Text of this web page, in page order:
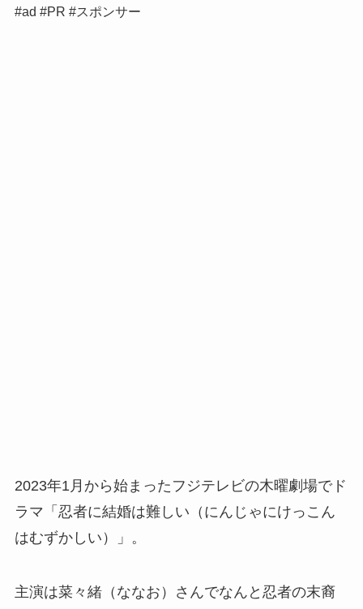
#ad #PR #スポンサー
2023年1月から始まったフジテレビの木曜劇場でド
ラマ「忍者に結婚は難しい（にんじゃにけっこん
はむずかしい）」。
主演は菜々緒（ななお）さんでなんと忍者の末裔